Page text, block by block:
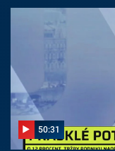
50:31